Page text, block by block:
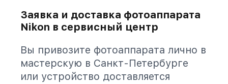
Заявка и доставка фотоаппарата
Nikon в сервисный центр
Вы привозите фотоаппарата лично в
мастерскую в Санкт-Петербурге
или устройство доставляется